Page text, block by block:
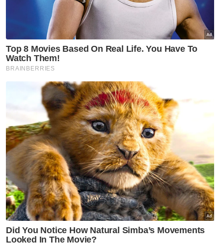
perkhidmatan kerajaan, badan bukan
kerajaan dan sektor swasta.
Berita Telus & Tulus menerusi E-Mel setiap
Katanya, langkah itu boleh bertindak sebagai
pusat sehenti untuk sokongan kesihatan
mental, kebajikan, peluang pekerjaan dan
pendidikan dengan menggunakan bantuan
berasaskan AI untuk padanan perkhidmatan.